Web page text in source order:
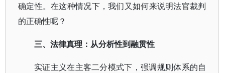
确定性。在这种情况下，我们又如何来说明法官裁判
的正确性呢？
三、法律真理：从分析性到融贯性
实证主义在主客二分模式下，强调规则体系的自